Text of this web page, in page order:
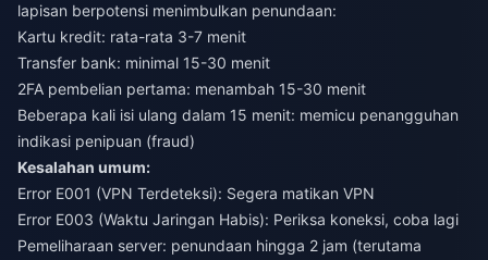
lapisan berpotensi menimbulkan penundaan:
Kartu kredit: rata-rata 3-7 menit
Transfer bank: minimal 15-30 menit
2FA pembelian pertama: menambah 15-30 menit
Beberapa kali isi ulang dalam 15 menit: memicu penangguhan
indikasi penipuan (fraud)
Kesalahan umum:
Error E001 (VPN Terdeteksi): Segera matikan VPN
Error E003 (Waktu Jaringan Habis): Periksa koneksi, coba lagi
Pemeliharaan server: penundaan hingga 2 jam (terutama